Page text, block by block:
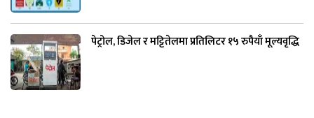
पेट्रोल, डिजेल र मट्टितेलमा प्रतिलिटर १५ रुपैयाँ मूल्यवृद्धि